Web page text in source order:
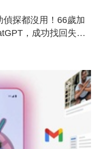
探都沒用！66歲加
，成功找回失散